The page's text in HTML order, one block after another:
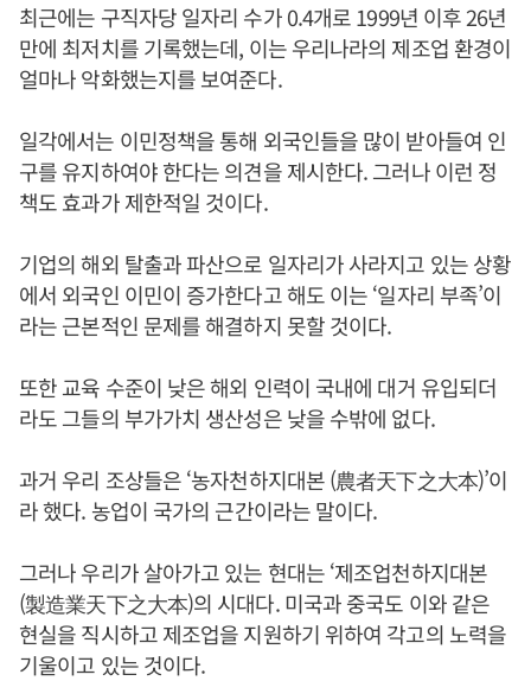
최근에는 구직자당 일자리 수가 0.4개로 1999년 이후 26년
만에 최저치를 기록했는데, 이는 우리나라의 제조업 환경이
얼마나 악화했는지를 보여준다.
일각에서는 이민정책을 통해 외국인들을 많이 받아들여 인
구를 유지하여야 한다는 의견을 제시한다. 그러나 이런 정
책도 효과가 제한적일 것이다.
기업의 해외 탈출과 파산으로 일자리가 사라지고 있는 상황
에서 외국인 이민이 증가한다고 해도 이는 ‘일자리 부족’이
라는 근본적인 문제를 해결하지 못할 것이다.
또한 교육 수준이 낮은 해외 인력이 국내에 대거 유입되더
라도 그들의 부가가치 생산성은 낮을 수밖에 없다.
과거 우리 조상들은 ‘농자천하지대본 (農者天下之大本)’이
라 했다. 농업이 국가의 근간이라는 말이다.
그러나 우리가 살아가고 있는 현대는 ‘제조업천하지대본
(製造業天下之大本)의 시대다. 미국과 중국도 이와 같은
현실을 직시하고 제조업을 지원하기 위하여 각고의 노력을
기울이고 있는 것이다.